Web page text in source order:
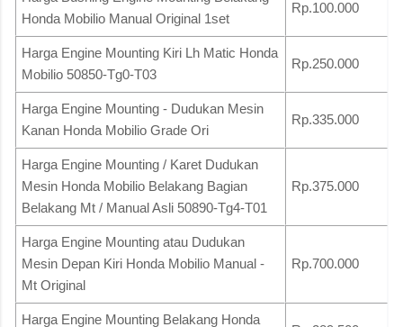
Honda Mobilio Manual Original 1set
Rp.100.000
Harga Engine Mounting Kiri Lh Matic Honda
Mobilio 50850-Tg0-T03
Rp.250.000
Harga Engine Mounting - Dudukan Mesin
Kanan Honda Mobilio Grade Ori
Rp.335.000
Harga Engine Mounting / Karet Dudukan
Mesin Honda Mobilio Belakang Bagian
Belakang Mt / Manual Asli 50890-Tg4-T01
Rp.375.000
Harga Engine Mounting atau Dudukan
Mesin Depan Kiri Honda Mobilio Manual -
Mt Original
Rp.700.000
Harga Engine Mounting Belakang Honda